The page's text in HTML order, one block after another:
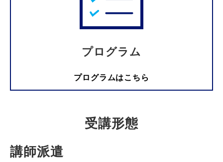
プログラム
プログラムはこちら
受講形態
講師派遣